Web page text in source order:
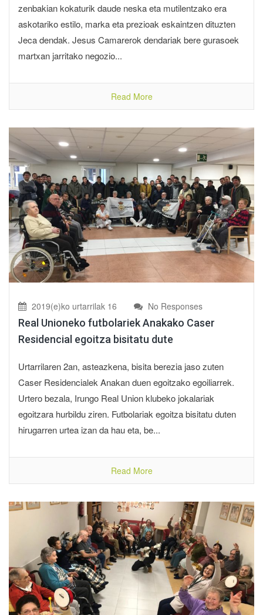
zenbakian kokaturik daude neska eta mutilentzako era
askotariko estilo, marka eta prezioak eskaintzen dituzten
Jeca dendak. Jesus Camarerok dendariak bere gurasoek
martxan jarritako negozio...
Read More
2019(e)ko urtarrilak 16 No Responses
Real Unioneko futbolariek Anakako Caser
Residencial egoitza bisitatu dute
Urtarrilaren 2an, asteazkena, bisita berezia jaso zuten
Caser Residencialek Anakan duen egoitzako egoiliarrek.
Urtero bezala, Irungo Real Union klubeko jokalariak
egoitzara hurbildu ziren. Futbolariak egoitza bisitatu duten
hirugarren urtea izan da hau eta, be...
Read More